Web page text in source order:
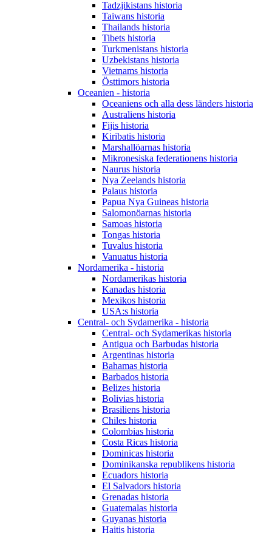
Tadzjikistans historia
Taiwans historia
Thailands historia
Tibets historia
Turkmenistans historia
Uzbekistans historia
Vietnams historia
Östtimors historia
Oceanien - historia
Oceaniens och alla dess länders historia
Australiens historia
Fijis historia
Kiribatis historia
Marshallöarnas historia
Mikronesiska federationens historia
Naurus historia
Nya Zeelands historia
Palaus historia
Papua Nya Guineas historia
Salomonöarnas historia
Samoas historia
Tongas historia
Tuvalus historia
Vanuatus historia
Nordamerika - historia
Nordamerikas historia
Kanadas historia
Mexikos historia
USA:s historia
Central- och Sydamerika - historia
Central- och Sydamerikas historia
Antigua och Barbudas historia
Argentinas historia
Bahamas historia
Barbados historia
Belizes historia
Bolivias historia
Brasiliens historia
Chiles historia
Colombias historia
Costa Ricas historia
Dominicas historia
Dominikanska republikens historia
Ecuadors historia
El Salvadors historia
Grenadas historia
Guatemalas historia
Guyanas historia
Haitis historia